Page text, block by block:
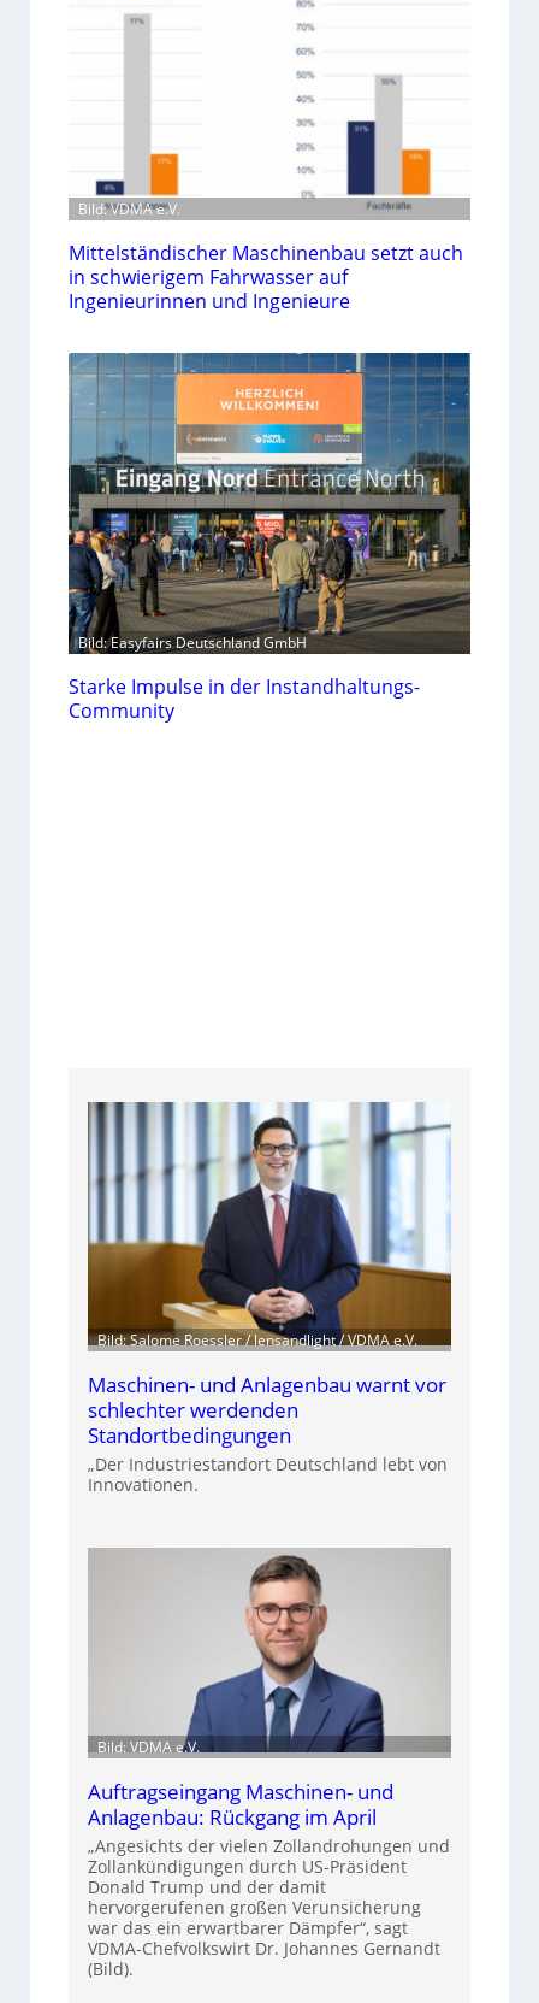
Bild: VDMA e.V.
Mittelständischer Maschinenbau setzt auch
in schwierigem Fahrwasser auf
Ingenieurinnen und Ingenieure
Bild: Easyfairs Deutschland GmbH
Starke Impulse in der Instandhaltungs-
Community
Bild: Salome Roessler / lensandlight / VDMA e.V.
Maschinen- und Anlagenbau warnt vor
schlechter werdenden
Standortbedingungen
„Der Industriestandort Deutschland lebt von
Innovationen.
Bild: VDMA e.V.
Auftragseingang Maschinen- und
Anlagenbau: Rückgang im April
„Angesichts der vielen Zollandrohungen und
Zollankündigungen durch US-Präsident
Donald Trump und der damit
hervorgerufenen großen Verunsicherung
war das ein erwartbarer Dämpfer“, sagt
VDMA-Chefvolkswirt Dr. Johannes Gernandt
(Bild).